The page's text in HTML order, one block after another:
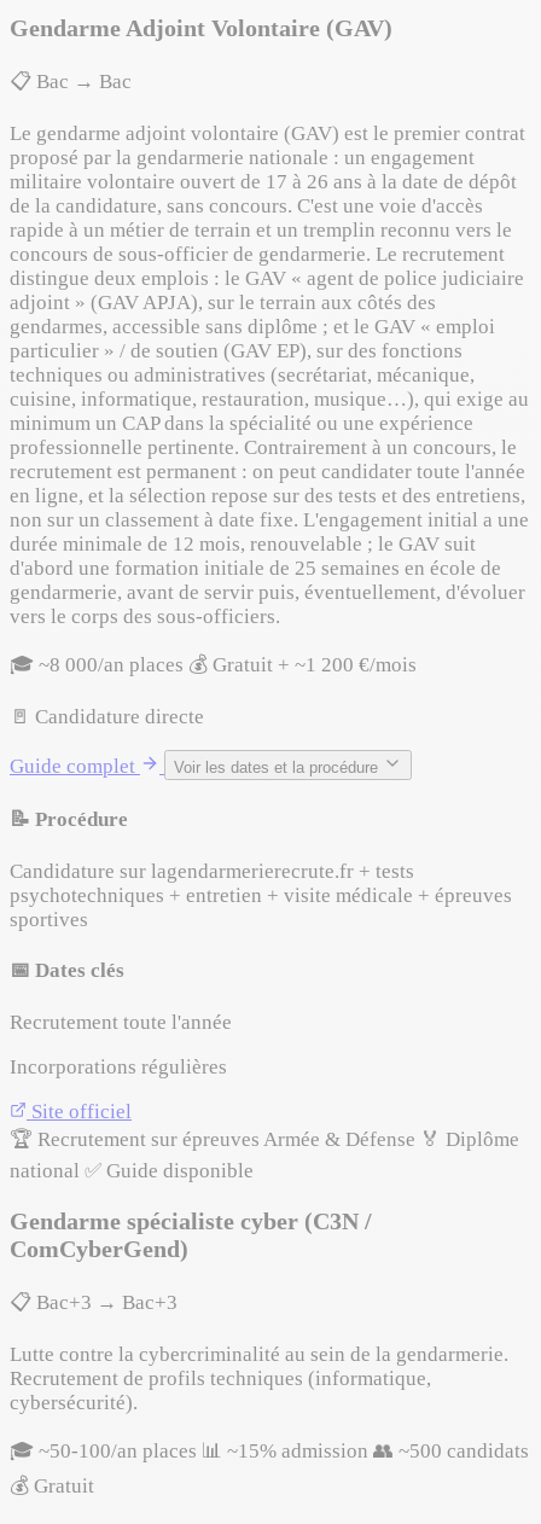
Gendarme Adjoint Volontaire (GAV)
📋 Bac → Bac
Le gendarme adjoint volontaire (GAV) est le premier contrat
proposé par la gendarmerie nationale : un engagement
militaire volontaire ouvert de 17 à 26 ans à la date de dépôt
de la candidature, sans concours. C'est une voie d'accès
rapide à un métier de terrain et un tremplin reconnu vers le
concours de sous-officier de gendarmerie. Le recrutement
distingue deux emplois : le GAV « agent de police judiciaire
adjoint » (GAV APJA), sur le terrain aux côtés des
gendarmes, accessible sans diplôme ; et le GAV « emploi
particulier » / de soutien (GAV EP), sur des fonctions
techniques ou administratives (secrétariat, mécanique,
cuisine, informatique, restauration, musique…), qui exige au
minimum un CAP dans la spécialité ou une expérience
professionnelle pertinente. Contrairement à un concours, le
recrutement est permanent : on peut candidater toute l'année
en ligne, et la sélection repose sur des tests et des entretiens,
non sur un classement à date fixe. L'engagement initial a une
durée minimale de 12 mois, renouvelable ; le GAV suit
d'abord une formation initiale de 25 semaines en école de
gendarmerie, avant de servir puis, éventuellement, d'évoluer
vers le corps des sous-officiers.
🎓 ~8 000/an places 💰 Gratuit + ~1 200 €/mois
🚪 Candidature directe
Guide complet Voir les dates et la procédure
📝 Procédure
Candidature sur lagendarmerierecrute.fr + tests
psychotechniques + entretien + visite médicale + épreuves
sportives
📅 Dates clés
Recrutement toute l'année
Incorporations régulières
Site officiel
🏆 Recrutement sur épreuves Armée & Défense 🏅 Diplôme
national ✅ Guide disponible
Gendarme spécialiste cyber (C3N /
ComCyberGend)
📋 Bac+3 → Bac+3
Lutte contre la cybercriminalité au sein de la gendarmerie.
Recrutement de profils techniques (informatique,
cybersécurité).
🎓 ~50-100/an places 📊 ~15% admission 👥 ~500 candidats
💰 Gratuit